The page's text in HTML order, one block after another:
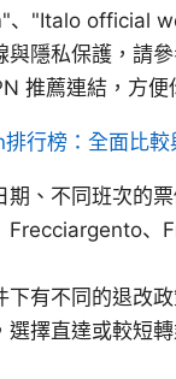
"Italo official
隱私保護，請
推薦連結，方便
行榜：全面比
、不同班次的
、
有不同的退改
擇直達或較短